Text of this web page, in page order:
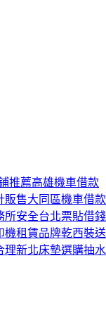
推薦高雄機車借款
販售大同區機車借款
所安全台北票貼借錢
機租賃品牌乾西裝
理新北床墊選購抽